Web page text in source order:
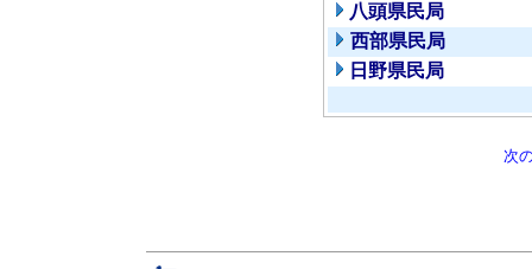
八頭県民局
西部県民局
日野県民局
次